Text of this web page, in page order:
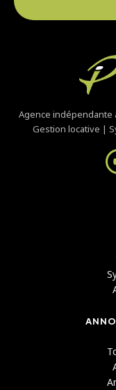
Agence indépendante
Gestion locative |